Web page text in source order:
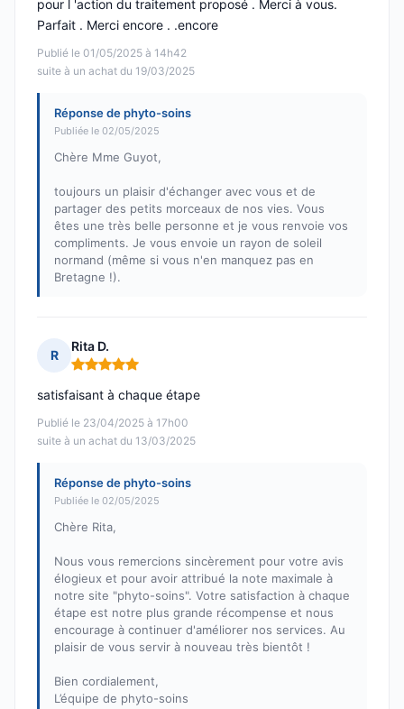
Publié le 01/05/2025 à 14h42
suite à un achat du 19/03/2025
pour l 'action du traitement proposé . Merci à vous.
Parfait . Merci encore . .encore
Réponse de phyto-soins
Publiée le 02/05/2025
Chère Mme Guyot,
toujours un plaisir d'échanger avec vous et de
partager des petits morceaux de nos vies. Vous
êtes une très belle personne et je vous renvoie vos
compliments. Je vous envoie un rayon de soleil
normand (même si vous n'en manquez pas en
Bretagne !).
R
Rita D.
Note : 5 sur 5
Publié le 23/04/2025 à 17h00
suite à un achat du 13/03/2025
satisfaisant à chaque étape
Réponse de phyto-soins
Publiée le 02/05/2025
Chère Rita,
Nous vous remercions sincèrement pour votre avis
élogieux et pour avoir attribué la note maximale à
notre site "phyto-soins". Votre satisfaction à chaque
étape est notre plus grande récompense et nous
encourage à continuer d'améliorer nos services. Au
plaisir de vous servir à nouveau très bientôt !
Bien cordialement,
L’équipe de phyto-soins